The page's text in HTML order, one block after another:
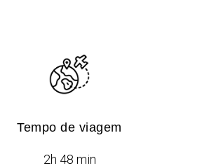
Tempo de viagem
​​2h 48 min